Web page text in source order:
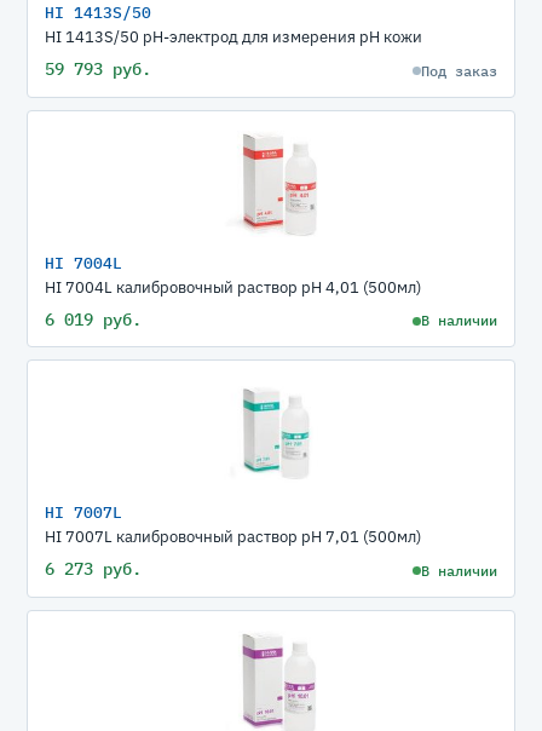
HI 1413S/50
HI 1413S/50 pH-электрод для измерения рН кожи
59 793 руб. Под заказ
HI 7004L
HI 7004L калибровочный раствор рН 4,01 (500мл)
6 019 руб. В наличии
HI 7007L
HI 7007L калибровочный раствор рН 7,01 (500мл)
6 273 руб. В наличии